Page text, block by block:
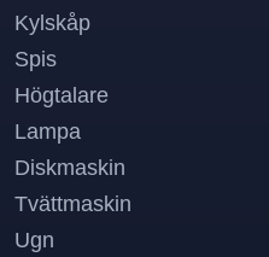
Kylskåp
Spis
Högtalare
Lampa
Diskmaskin
Tvättmaskin
Ugn